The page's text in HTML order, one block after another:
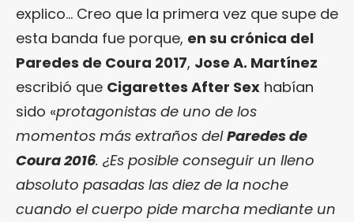
explico… Creo que la primera vez que supe de
esta banda fue porque, en su crónica del
Paredes de Coura 2017, Jose A. Martínez
escribió que Cigarettes After Sex habían
sido «protagonistas de uno de los
momentos más extraños delParedes de
Coura 2016. ¿Es posible conseguir un lleno
absoluto pasadas las diez de la noche
cuando el cuerpo pide marcha mediante un